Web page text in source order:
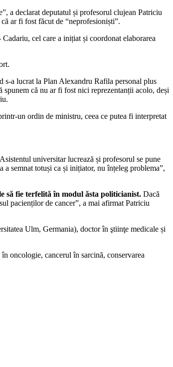
a declarat deputatul și profesorul clujean Patriciu
ar fi fost făcut de “neprofesioniști”.
cel care a inițiat și coordonat elaborarea
s-a lucrat la Plan Alexandru Rafila personal plus
că nu ar fi fost nici reprezentanții acolo, deși
un ordin de ministru, ceea ce putea fi interpretat
universitar lucrează și profesorul se pune
semnat totuși ca și inițiator, nu înțeleg problema”,
să fie terfelită în modul ăsta politicianist. Dacă
pacienților de cancer”, a mai afirmat Patriciu
Ulm, Germania), doctor în ştiinţe medicale și
oncologie, cancerul în sarcină, conservarea